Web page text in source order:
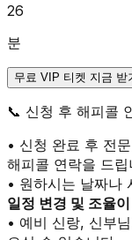
26
분
무료 VIP 티켓 지금 받
📞 신청 후 해피콜
• 신청 완료 후 전
해피콜 연락을 드
• 원하시는 날짜나
일정 변경 및 조율
• 예비 신랑, 신부